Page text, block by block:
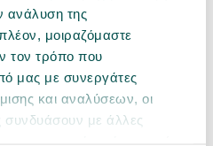
ανάλυση της
μοιραζόμαστε
τον τρόπο που
μας με συνεργάτες
και αναλύσεων, οι
συνδυάσουν με άλλες